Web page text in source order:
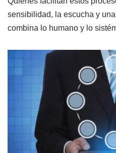
sensibilidad, la escucha y
combina lo humano y lo